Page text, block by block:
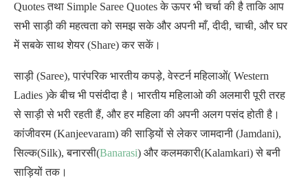
Quotes तथा Simple Saree Quotes के ऊपर भी चर्चा की है ताकि आप
सभी साड़ी की महत्वता को समझ सके और अपनी माँ, दीदी, चाची, और घर
में सबके साथ शेयर (Share) कर सकें।
साड़ी (Saree), पारंपरिक भारतीय कपड़े, वेस्टर्न महिलाओं( Western
Ladies )के बीच भी पसंदीदा है। भारतीय महिलाओ की अलमारी पूरी तरह
से साड़ी से भरी रहती हैं, और हर महिला की अपनी अलग पसंद होती है।
कांजीवरम (Kanjeevaram) की साड़ियों से लेकर जामदानी (Jamdani),
सिल्क(Silk), बनारसी(Banarasi) और कलमकारी(Kalamkari) से बनी
साड़ियों तक।